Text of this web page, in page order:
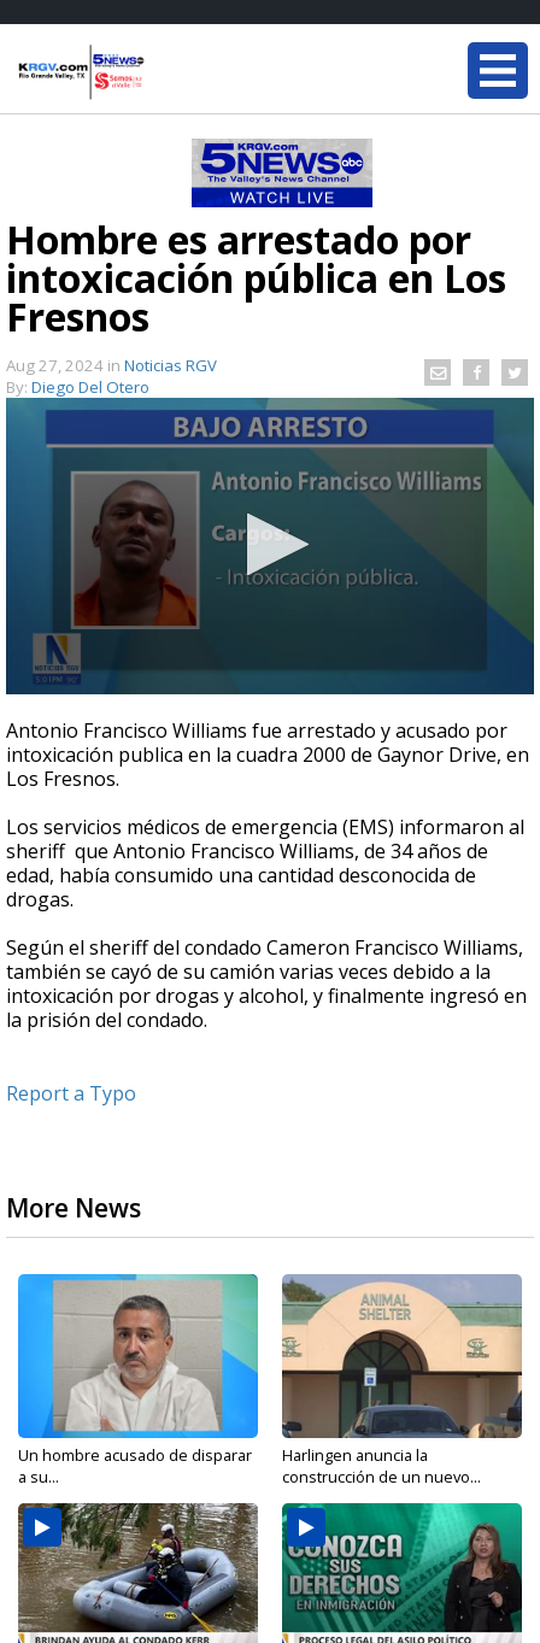
Hombre es arrestado por
intoxicación pública en Los
Fresnos
Aug 27, 2024 in Noticias RGV
By: Diego Del Otero
seconds
of
27
seconds
Antonio Francisco Williams fue arrestado y acusado por
intoxicación publica en la cuadra 2000 de Gaynor Drive, en
Los Fresnos.
Los servicios médicos de emergencia (EMS) informaron al
sheriff que Antonio Francisco Williams, de 34 años de
edad, había consumido una cantidad desconocida de
drogas.
Según el sheriff del condado Cameron Francisco Williams,
también se cayó de su camión varias veces debido a la
intoxicación por drogas y alcohol, y finalmente ingresó en
la prisión del condado.
Report a Typo
More News
Un hombre acusado de disparar
a su...
Harlingen anuncia la
construcción de un nuevo...